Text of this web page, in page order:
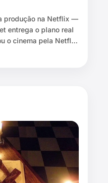
produção na Netflix —
entrega o plano real
o cinema pela Netflix